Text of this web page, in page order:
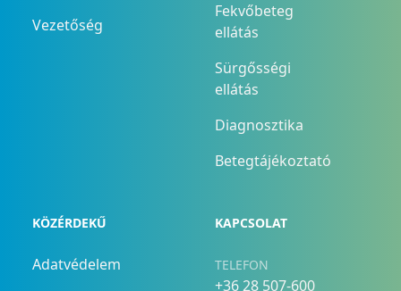
Vezetőség
Fekvőbeteg
ellátás
Sürgősségi
ellátás
Diagnosztika
Betegtájékoztató
KÖZÉRDEKŰ
Adatvédelem
KAPCSOLAT
TELEFON
+36 28 507-600